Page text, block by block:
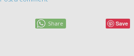
Save
Share